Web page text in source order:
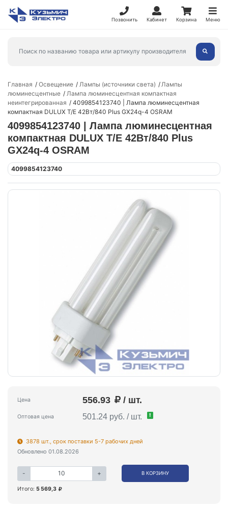
Позвонить Кабинет Корзина Меню
Главная Освещение Лампы (источники света)
Лампы
люминесцентные
Лампа люминесцентная компактная
неинтегрированная
4099854123740 | Лампа люминесцентная
компактная DULUX T/E 42Вт/840 Plus GX24q-4 OSRAM
4099854123740 | Лампа люминесцентная
компактная DULUX T/E 42Вт/840 Plus
GX24q-4 OSRAM
4099854123740
Цена 556.93 / шт.
Оптовая цена 501.24 руб. / шт. !
3878 шт., срок поставки 5-7 рабочих дней
Обновлено 01.08.2026
- + В КОРЗИНУ
Итого: 5 569,3